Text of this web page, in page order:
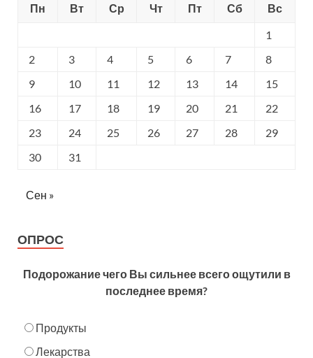
Пн
Вт Ср Чт Пт Сб
Вс
1
2
3 4 5 6 7
8
9
10 11 12 13 14
15
16
17 18 19 20 21
22
23
24 25 26 27 28
29
30
31
Сен »
ОПРОС
Подорожание чего Вы сильнее всего ощутили в
последнее время?
Продукты
Лекарства